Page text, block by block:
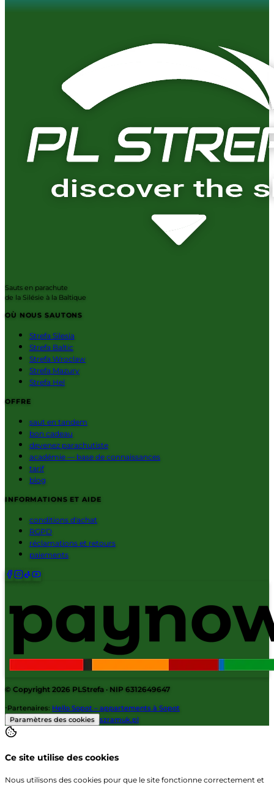
Sauts en parachute
de la Silésie à la Baltique
OÙ NOUS SAUTONS
Strefa Silesia
Strefa Baltic
Strefa Wroclaw
Strefa Mazury
Strefa Hel
OFFRE
saut en tandem
bon cadeau
devenez parachutiste
académie — base de connaissances
tarif
blog
INFORMATIONS ET AIDE
conditions d'achat
RGPD
réclamations et retours
paiements
© Copyright 2026 PLStrefa · NIP 6312649647
·Partenaires: Hello Sopot – appartements à Sopot
Paramètres des cookies szramuk.pl
Ce site utilise des cookies
Nous utilisons des cookies pour que le site fonctionne correctement et